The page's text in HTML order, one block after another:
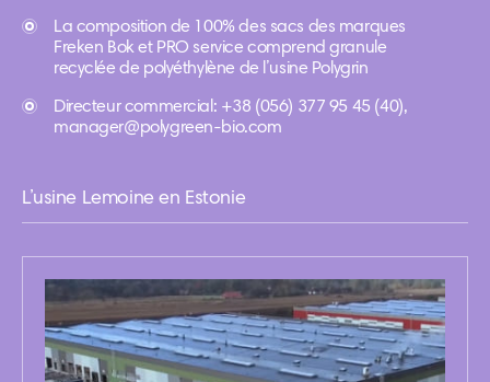
La composition de 100% des sacs des marques
Freken Bok et PRO service comprend granule
recyclée de polyéthylène de l’usine Polygrin
Directeur commercial: +38 (056) 377 95 45 (40),
manager@polygreen-bio.com
L’usine Lemoine en Estonie